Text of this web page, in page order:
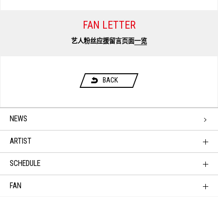
FAN LETTER
艺人粉丝应援留言页面一览
BACK
NEWS
ARTIST
SCHEDULE
FAN